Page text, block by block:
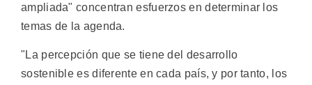
ampliada" concentran esfuerzos en determinar los
temas de la agenda.
"La percepción que se tiene del desarrollo
sostenible es diferente en cada país, y por tanto, los